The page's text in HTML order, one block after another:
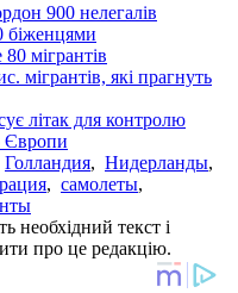
900 нелегалів
біженцями
мігрантів
мігрантів, які прагнуть
літак для контролю
Європи
Голландия, Нидерланды,
, самолеты,
необхідний текст і
про це редакцію.